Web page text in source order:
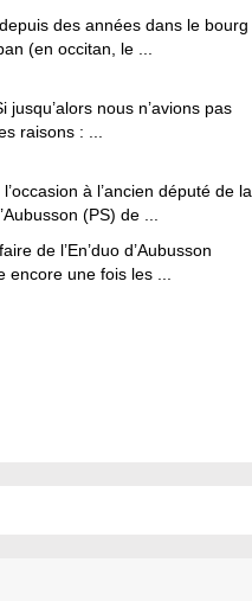
des années dans le bourg
(en occitan, le ...
nous n’avions pas
raisons : ...
à l’ancien député de la
(PS) de ...
de l’En’duo d’Aubusson
une fois les ...